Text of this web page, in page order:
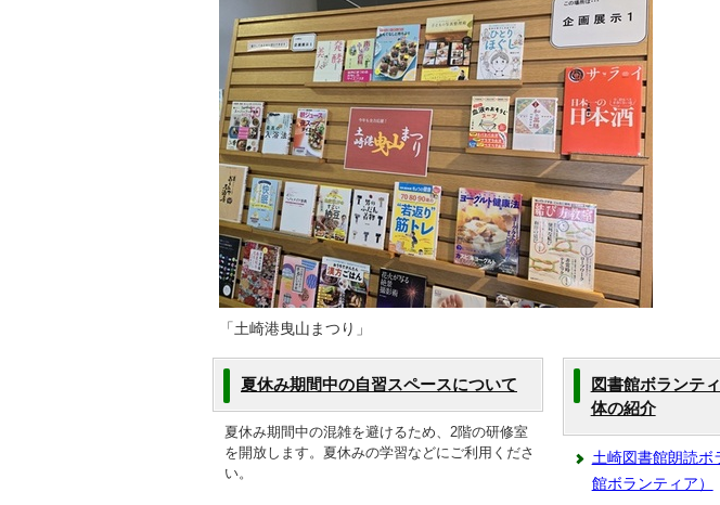
「土崎港曳山まつり」
夏休み期間中の自習スペースについて
夏休み期間中の混雑を避けるため、2階の研修室
を開放します。夏休みの学習などにご利用くださ
い。
図書館ボランテ
体の紹介
土崎図書館朗読ボ
館ボランティア）